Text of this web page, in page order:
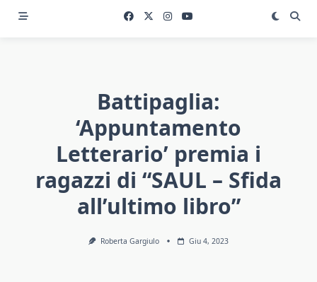
Battipaglia:
‘Appuntamento
Letterario’ premia i
ragazzi di “SAUL – Sfida
all’ultimo libro”
Roberta Gargiulo Giu 4, 2023